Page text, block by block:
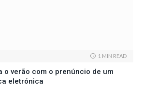
1 MIN READ
o verão com o prenúncio de um
eletrónica